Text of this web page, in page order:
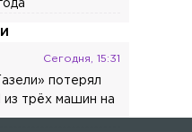
Сегодня, 15:31
потерял
трёх машин на